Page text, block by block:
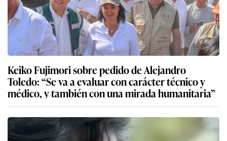
Keiko Fujimori sobre pedido de Alejandro
Toledo: “Se va a evaluar con carácter técnico y
médico, y también con una mirada humanitaria”